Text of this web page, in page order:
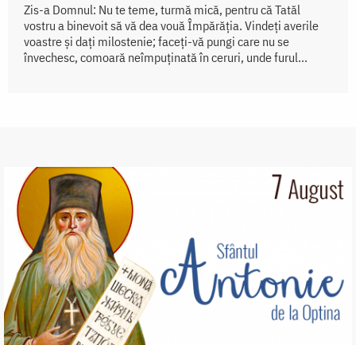
Zis-a Domnul: Nu te teme, turmă mică, pentru că Tatăl
vostru a binevoit să vă dea vouă Împărăția. Vindeți averile
voastre și dați milostenie; faceți-vă pungi care nu se
învechesc, comoară neîmpuținată în ceruri, unde furul...